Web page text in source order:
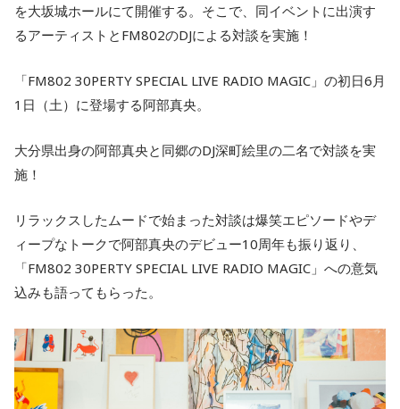
を大坂城ホールにて開催する。そこで、同イベントに出演す
るアーティストとFM802のDJによる対談を実施！
「FM802 30PERTY SPECIAL LIVE RADIO MAGIC」の初日6月
1日（土）に登場する阿部真央。
大分県出身の阿部真央と同郷のDJ深町絵里の二名で対談を実
施！
リラックスしたムードで始まった対談は爆笑エピソードやデ
ィープなトークで阿部真央のデビュー10周年も振り返り、
「FM802 30PERTY SPECIAL LIVE RADIO MAGIC」への意気
込みも語ってもらった。